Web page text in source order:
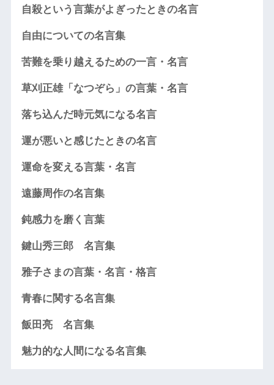
自殺という言葉がよぎったときの名言
自由についての名言集
苦難を乗り越えるための一言・名言
草刈正雄「なつぞら」の言葉・名言
落ち込んだ時元気になる名言
運が悪いと感じたときの名言
運命を変える言葉・名言
遠藤周作の名言集
鈍感力を磨く言葉
鍵山秀三郎 名言集
雅子さまの言葉・名言・格言
青春に関する名言集
飯田亮 名言集
魅力的な人間になる名言集